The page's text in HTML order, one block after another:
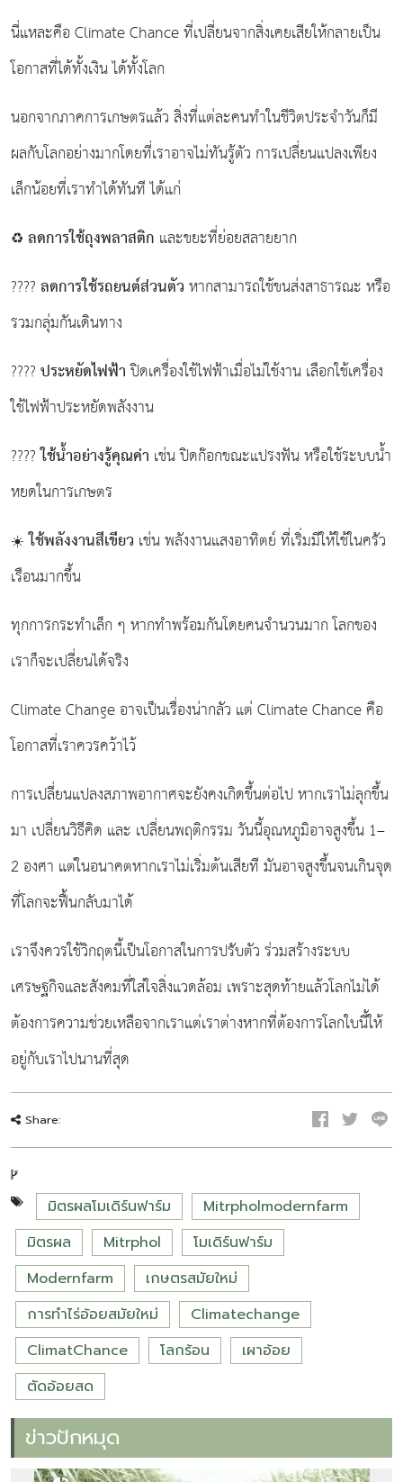
นี่แหละคือ Climate Chance ที่เปลี่ยนจากสิ่งเคยเสียให้กลายเป็น
โอกาสที่ได้ทั้งเงิน ได้ทั้งโลก
นอกจากภาคการเกษตรแล้ว สิ่งที่แต่ละคนทำในชีวิตประจำวันก็มี
ผลกับโลกอย่างมากโดยที่เราอาจไม่ทันรู้ตัว การเปลี่ยนแปลงเพียง
เล็กน้อยที่เราทำได้ทันที ได้แก่
♻️ลดการใช้ถุงพลาสติก และขยะที่ย่อยสลายยาก
????ลดการใช้รถยนต์ส่วนตัวหากสามารถใช้ขนส่งสาธารณะ หรือ
รวมกลุ่มกันเดินทาง
????ประหยัดไฟฟ้าปิดเครื่องใช้ไฟฟ้าเมื่อไม่ใช้งาน เลือกใช้เครื่อง
ใช้ไฟฟ้าประหยัดพลังงาน
????ใช้น้ำอย่างรู้คุณค่า เช่น ปิดก๊อกขณะแปรงฟัน หรือใช้ระบบน้ำ
หยดในการเกษตร
☀️ใช้พลังงานสีเขียว เช่น พลังงานแสงอาทิตย์ ที่เริ่มมีให้ใช้ในครัว
เรือนมากขึ้น
ทุกการกระทำเล็ก ๆ หากทำพร้อมกันโดยคนจำนวนมาก โลกของ
เราก็จะเปลี่ยนได้จริง
Climate Change อาจเป็นเรื่องน่ากลัว แต่ Climate Chance คือ
โอกาสที่เราควรคว้าไว้
การเปลี่ยนแปลงสภาพอากาศจะยังคงเกิดขึ้นต่อไป หากเราไม่ลุกขึ้น
มา เปลี่ยนวิธีคิด และ เปลี่ยนพฤติกรรม วันนี้อุณหภูมิอาจสูงขึ้น 1–
2 องศา แต่ในอนาคตหากเราไม่เริ่มต้นเสียที มันอาจสูงขึ้นจนเกินจุด
ที่โลกจะฟื้นกลับมาได้
เราจึงควรใช้วิกฤตนี้เป็นโอกาสในการปรับตัว ร่วมสร้างระบบ
เศรษฐกิจและสังคมที่ใส่ใจสิ่งแวดล้อม เพราะสุดท้ายแล้วโลกไม่ได้
ต้องการความช่วยเหลือจากเราแต่เราต่างหากที่ต้องการโลกใบนี้ให้
อยู่กับเราไปนานที่สุด
Share:
มิตรผลโมเดิร์นฟาร์ม
Mitrpholmodernfarm
มิตรผล
Mitrphol
โมเดิร์นฟาร์ม
Modernfarm
เกษตรสมัยใหม่
การทำไร่อ้อยสมัยใหม่
Climatechange
ClimatChance
โลกร้อน
เผาอ้อย
ตัดอ้อยสด
ข่าวปักหมุด